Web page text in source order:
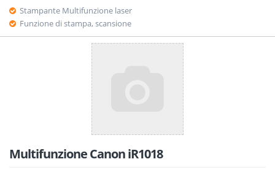
Stampante Multifunzione laser
Funzione di stampa, scansione
Multifunzione Canon iR1018